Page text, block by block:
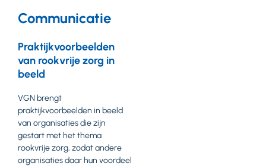
Communicatie
Praktijkvoorbeelden
van rookvrije zorg in
beeld
VGN brengt
praktijkvoorbeelden in beeld
van organisaties die zijn
gestart met het thema
rookvrije zorg, zodat andere
organisaties daar hun voordeel